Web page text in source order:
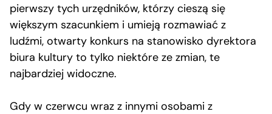
pierwszy tych urzędników, którzy cieszą się
większym szacunkiem i umieją rozmawiać z
ludźmi, otwarty konkurs na stanowisko dyrektora
biura kultury to tylko niektóre ze zmian, te
najbardziej widoczne.
Gdy w czerwcu wraz z innymi osobami z